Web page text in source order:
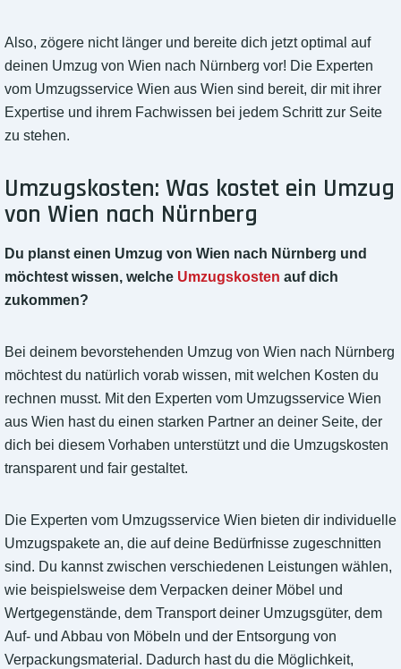
Also, zögere nicht länger und bereite dich jetzt optimal auf
deinen Umzug von Wien nach Nürnberg vor! Die Experten
vom Umzugsservice Wien aus Wien sind bereit, dir mit ihrer
Expertise und ihrem Fachwissen bei jedem Schritt zur Seite
zu stehen.
Umzugskosten: Was kostet ein Umzug
von Wien nach Nürnberg
Du planst einen Umzug von Wien nach Nürnberg und
möchtest wissen, welche Umzugskosten auf dich
zukommen?
Bei deinem bevorstehenden Umzug von Wien nach Nürnberg
möchtest du natürlich vorab wissen, mit welchen Kosten du
rechnen musst. Mit den Experten vom Umzugsservice Wien
aus Wien hast du einen starken Partner an deiner Seite, der
dich bei diesem Vorhaben unterstützt und die Umzugskosten
transparent und fair gestaltet.
Die Experten vom Umzugsservice Wien bieten dir individuelle
Umzugspakete an, die auf deine Bedürfnisse zugeschnitten
sind. Du kannst zwischen verschiedenen Leistungen wählen,
wie beispielsweise dem Verpacken deiner Möbel und
Wertgegenstände, dem Transport deiner Umzugsgüter, dem
Auf- und Abbau von Möbeln und der Entsorgung von
Verpackungsmaterial. Dadurch hast du die Möglichkeit,